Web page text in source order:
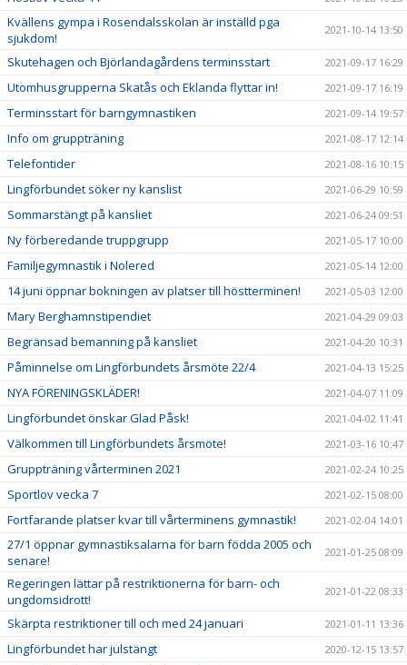
Kvällens gympa i Rosendalsskolan är inställd pga
sjukdom!
2021-10-14 13:50
Skutehagen och Björlandagårdens terminsstart 2021-09-17 16:29
Utomhusgrupperna Skatås och Eklanda flyttar in! 2021-09-17 16:19
Terminsstart för barngymnastiken 2021-09-14 19:57
Info om gruppträning 2021-08-17 12:14
Telefontider 2021-08-16 10:15
Lingförbundet söker ny kanslist 2021-06-29 10:59
Sommarstängt på kansliet 2021-06-24 09:51
Ny förberedande truppgrupp 2021-05-17 10:00
Familjegymnastik i Nolered 2021-05-14 12:00
14 juni öppnar bokningen av platser till höstterminen! 2021-05-03 12:00
Mary Berghamnstipendiet 2021-04-29 09:03
Begränsad bemanning på kansliet 2021-04-20 10:31
Påminnelse om Lingförbundets årsmöte 22/4 2021-04-13 15:25
NYA FÖRENINGSKLÄDER! 2021-04-07 11:09
Lingförbundet önskar Glad Påsk! 2021-04-02 11:41
Välkommen till Lingförbundets årsmöte! 2021-03-16 10:47
Gruppträning vårterminen 2021 2021-02-24 10:25
Sportlov vecka 7 2021-02-15 08:00
Fortfarande platser kvar till vårterminens gymnastik! 2021-02-04 14:01
27/1 öppnar gymnastiksalarna för barn födda 2005 och
senare!
2021-01-25 08:09
Regeringen lättar på restriktionerna för barn- och
ungdomsidrott!
2021-01-22 08:33
Skärpta restriktioner till och med 24 januari 2021-01-11 13:36
Lingförbundet har julstängt 2020-12-15 13:57